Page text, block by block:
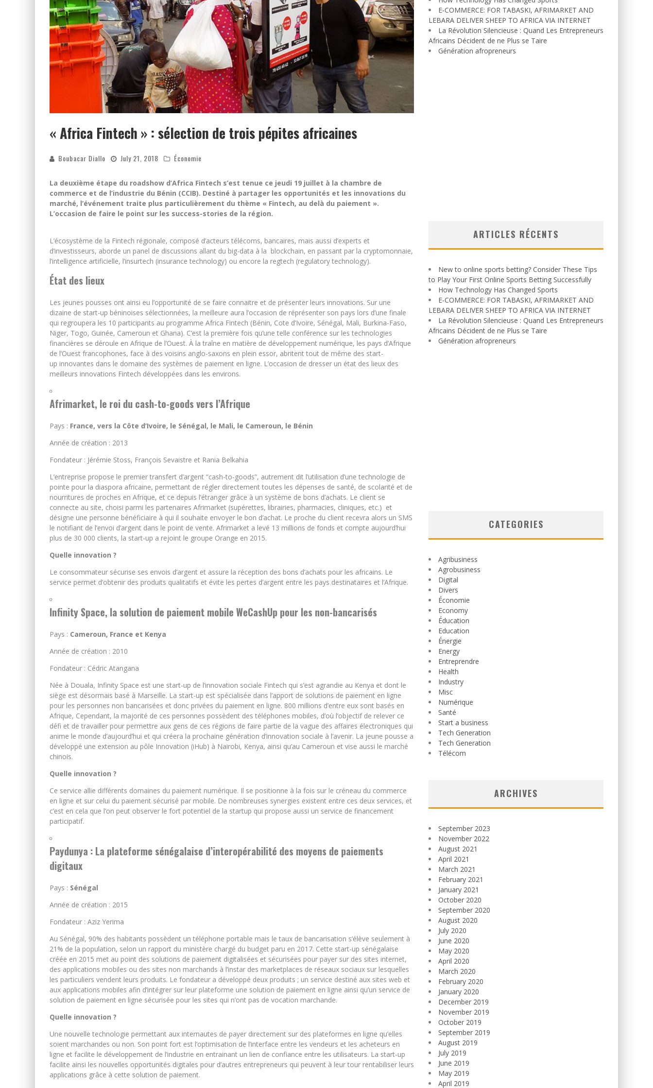
« Africa Fintech » : sélection de trois pépites africaines
Boubacar Diallo July 21, 2018 Économie
La deuxième étape du roadshow d’Africa Fintech s’est tenue ce jeudi 19 juillet à la chambre de
commerce et de l’industrie du Bénin (CCIB). Destiné à partager les opportunités et les innovations du
marché, l’événement traite plus particulièrement du thème « Fintech, au delà du paiement ».
L’occasion de faire le point sur les success-stories de la région.
L’écosystème de la Fintech régionale, composé d’acteurs télécoms, bancaires, mais aussi d’experts et
d’investisseurs, aborde un panel de discussions allant du big-data à la blockchain, en passant par la cryptomonnaie,
l’intelligence artificielle, l’insurtech (insurance technology) ou encore la regtech (regulatory technology).
État des lieux
Les jeunes pousses ont ainsi eu l’opportunité de se faire connaitre et de présenter leurs innovations. Sur une
dizaine de start-up béninoises sélectionnées, la meilleure aura l’occasion de réprésenter son pays lors d’une finale
qui regroupera les 10 participants au programme Africa Fintech (Bénin, Cote d’Ivoire, Sénégal, Mali, Burkina-Faso,
Niger, Togo, Guinée, Cameroun et Ghana). C’est la première fois qu’une telle conférence sur les technologies
financières se déroule en Afrique de l’Ouest. À la traîne en matière de développement numérique, les pays d’Afrique
de l’Ouest francophones, face à des voisins anglo-saxons en plein essor, abritent tout de même des start-
up innovantes dans le domaine des systèmes de paiement en ligne. L’occasion de dresser un état des lieux des
meilleurs innovations Fintech développées dans les environs.
Afrimarket, le roi du cash-to-goods vers l’Afrique
Pays : France, vers la Côte d’Ivoire, le Sénégal, le Mali, le Cameroun, le Bénin
Année de création : 2013
Fondateur : Jérémie Stoss, François Sevaistre et Rania Belkahia
L’entreprise propose le premier transfert d’argent “cash-to-goods”, autrement dit l’utilisation d’une technologie de
pointe pour la diaspora africaine, permettant de régler directement toutes les dépenses de santé, de scolarité et de
nourritures de proches en Afrique, et ce depuis l’étranger grâce à un système de bons d’achats. Le client se
connecte au site, choisi parmi les partenaires Afrimarket (supérettes, librairies, pharmacies, cliniques, etc.) et
désigne une personne bénéficiaire à qui il souhaite envoyer le bon d’achat. Le proche du client recevra alors un SMS
le notifiant de l’envoi d’argent dans le point de vente. Afrimarket a levé 13 millions de fonds et compte aujourd’hui
plus de 30 000 clients, la start-up a rejoint le groupe Orange en 2015.
Quelle innovation ?
Le consommateur sécurise ses envois d’argent et assure la réception des bons d’achats pour les africains. Le
service permet d’obtenir des produits qualitatifs et évite les pertes d’argent entre les pays destinataires et l’Afrique.
Infinity Space, la solution de paiement mobile WeCashUp pour les non-bancarisés
Pays : Cameroun, France et Kenya
Année de création : 2010
Fondateur : Cédric Atangana
Née à Douala, Infinity Space est une start-up de l’innovation sociale Fintech qui s’est agrandie au Kenya et dont le
siège est désormais basé à Marseille. La start-up est spécialisée dans l’apport de solutions de paiement en ligne
pour les personnes non bancarisées et donc privées du paiement en ligne. 800 millions d’entre eux sont basés en
Afrique, Cependant, la majorité de ces personnes possèdent des téléphones mobiles, d’où l’objectif de relever ce
défi et de travailler pour permettre aux gens de ces régions de faire partie de la vague des affaires électroniques qui
anime le monde d’aujourd’hui et qui créera la prochaine génération d’innovation sociale à l’avenir. La jeune pousse a
développé une extension au pôle Innovation (iHub) à Nairobi, Kenya, ainsi qu’au Cameroun et vise aussi le marché
chinois.
Quelle innovation ?
Ce service allie différents domaines du paiement numérique. Il se positionne à la fois sur le créneau du commerce
en ligne et sur celui du paiement sécurisé par mobile. De nombreuses synergies existent entre ces deux services, et
c’est en cela que l’on peut observer le fort potentiel de la startup qui propose aussi un service de financement
participatif.
Paydunya : La plateforme sénégalaise d’interopérabilité des moyens de paiements
digitaux
Pays : Sénégal
Année de création : 2015
Fondateur : Aziz Yerima
Au Sénégal, 90% des habitants possèdent un téléphone portable mais le taux de bancarisation s’élève seulement à
21% de la population, selon un rapport du ministère chargé du budget paru en 2017. Cette start-up sénégalaise
créée en 2015 met au point des solutions de paiement digitalisées et sécurisées pour payer sur des sites internet,
des applications mobiles ou des sites non marchands à l’instar des marketplaces de réseaux sociaux sur lesquelles
les particuliers vendent leurs produits. Le fondateur a développé deux produits ; un service destiné aux sites web et
aux applications mobiles afin d’intégrer sur leur plateforme une solution de paiement en ligne ainsi qu’un service de
solution de paiement en ligne sécurisée pour les sites qui n’ont pas de vocation marchande.
Quelle innovation ?
Une nouvelle technologie permettant aux internautes de payer directement sur des plateformes en ligne qu’elles
soient marchandes ou non. Son point fort est l’optimisation de l’interface entre les vendeurs et les acheteurs en
ligne et facilite le développement de l’industrie en entrainant un lien de confiance entre les utilisateurs. La start-up
facilite ainsi les nouvelles opportunités digitales pour d’autres entrepreneurs qui peuvent à leur tour rentabiliser leurs
applications grâce à cette solution de paiement.
E-COMMERCE: FOR TABASKI, AFRIMARKET AND
LEBARA DELIVER SHEEP TO AFRICA VIA INTERNET
La Révolution Silencieuse : Quand Les Entrepreneurs
Africains Décident de ne Plus se Taire
Génération afropreneurs
ARTICLES RÉCENTS
New to online sports betting? Consider These Tips
to Play Your First Online Sports Betting Successfully
How Technology Has Changed Sports
E-COMMERCE: FOR TABASKI, AFRIMARKET AND
LEBARA DELIVER SHEEP TO AFRICA VIA INTERNET
La Révolution Silencieuse : Quand Les Entrepreneurs
Africains Décident de ne Plus se Taire
Génération afropreneurs
CATEGORIES
Agribusiness
Agrobusiness
Digital
Divers
Économie
Economy
Éducation
Education
Énergie
Energy
Entreprendre
Health
Industry
Misc
Numérique
Santé
Start a business
Tech Generation
Tech Generation
Télécom
ARCHIVES
September 2023
November 2022
August 2021
April 2021
March 2021
February 2021
January 2021
October 2020
September 2020
August 2020
July 2020
June 2020
May 2020
April 2020
March 2020
February 2020
January 2020
December 2019
November 2019
October 2019
September 2019
August 2019
July 2019
June 2019
May 2019
April 2019